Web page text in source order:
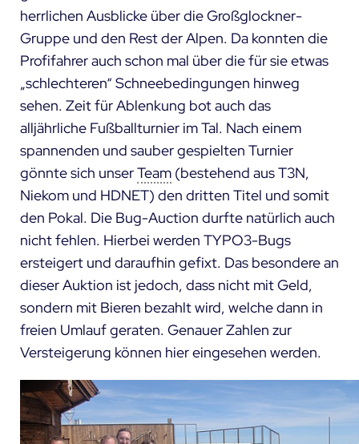
herrlichen Ausblicke über die Großglockner-
Gruppe und den Rest der Alpen. Da konnten die
Profifahrer auch schon mal über die für sie etwas
„schlechteren“ Schneebedingungen hinweg
sehen. Zeit für Ablenkung bot auch das
alljährliche Fußballturnier im Tal. Nach einem
spannenden und sauber gespielten Turnier
gönnte sich unserTeam (bestehend ausT3N,
Niekom und HDNET) den dritten Titel und somit
den Pokal. Die Bug-Auction durfte natürlich auch
nicht fehlen. Hierbei werden TYPO3-Bugs
ersteigert und daraufhin gefixt. Das besondere an
dieser Auktion ist jedoch, dass nicht mit Geld,
sondern mit Bieren bezahlt wird, welche dann in
freien Umlauf geraten. Genauer Zahlen zur
Versteigerung können hiereingesehen werden.